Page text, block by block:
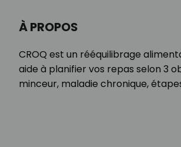
À PROPOS
CROQ est un rééquilibrage
aide à planifier vos repas selon 3
minceur, maladie chronique,